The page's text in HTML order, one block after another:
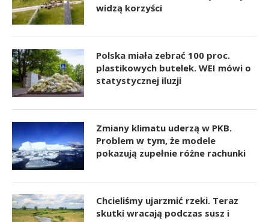
widzą korzyści
Polska miała zebrać 100 proc.
plastikowych butelek. WEI mówi o
statystycznej iluzji
Zmiany klimatu uderzą w PKB.
Problem w tym, że modele
pokazują zupełnie różne rachunki
Chcieliśmy ujarzmić rzeki. Teraz
skutki wracają podczas susz i